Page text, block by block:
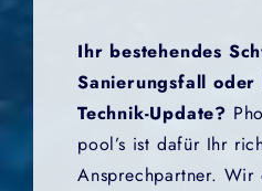
Ihr bestehendes
Sanierungsfall
Technik-Update?
pool’s ist dafür Ihr
Ansprechpartner. Wir